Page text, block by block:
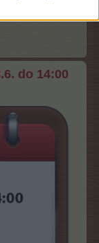
do 14:00